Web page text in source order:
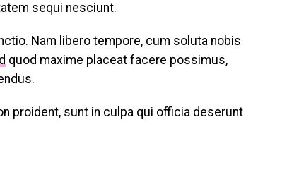
sequi nesciunt.
Nam libero tempore, cum soluta nobis
quod maxime placeat facere possimus,
proident, sunt in culpa qui officia deserunt